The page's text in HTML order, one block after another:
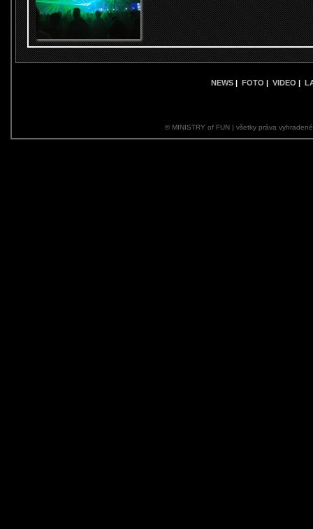
NEWS | FOTO | VIDEO |
© MINISTRY of FUN | všetky práva